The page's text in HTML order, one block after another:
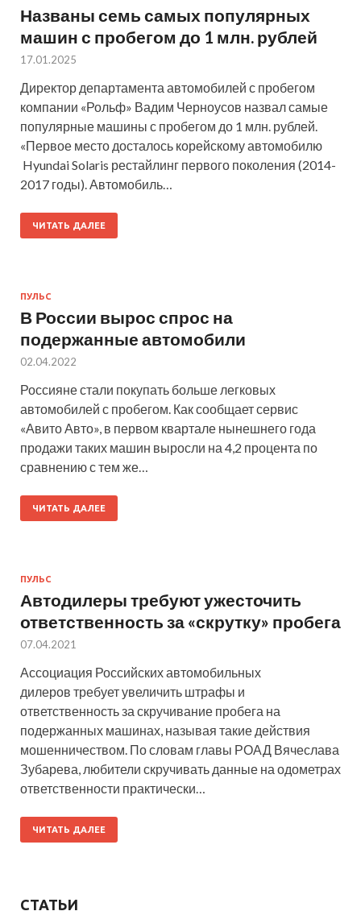
Названы семь самых популярных
машин с пробегом до 1 млн. рублей
17.01.2025
Директор департамента автомобилей с пробегом
компании «Рольф» Вадим Черноусов назвал самые
популярные машины с пробегом до 1 млн. рублей.
«Первое место досталось корейскому автомобилю
Hyundai Solaris рестайлинг первого поколения (2014-
2017 годы). Автомобиль…
ЧИТАТЬ ДАЛЕЕ
ПУЛЬС
В России вырос спрос на
подержанные автомобили
02.04.2022
Россияне стали покупать больше легковых
автомобилей с пробегом. Как сообщает сервис
«Авито Авто», в первом квартале нынешнего года
продажи таких машин выросли на 4,2 процента по
сравнению с тем же…
ЧИТАТЬ ДАЛЕЕ
ПУЛЬС
Автодилеры требуют ужесточить
ответственность за «скрутку» пробега
07.04.2021
Ассоциация Российских автомобильных
дилеров требует увеличить штрафы и
ответственность за скручивание пробега на
подержанных машинах, называя такие действия
мошенничеством. По словам главы РОАД Вячеслава
Зубарева, любители скручивать данные на одометрах
ответственности практически…
ЧИТАТЬ ДАЛЕЕ
СТАТЬИ